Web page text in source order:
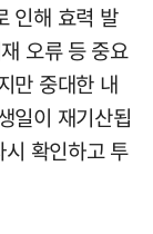
인해 효력 발
오류 등 중요
만 중대한 내
일이 재기산됩
확인하고 투